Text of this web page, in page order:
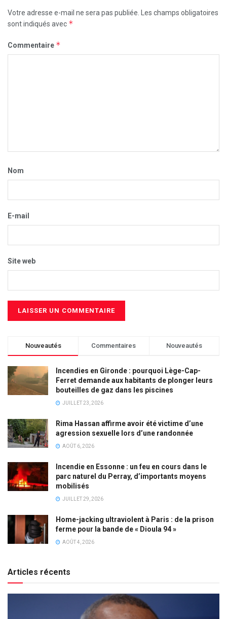
Votre adresse e-mail ne sera pas publiée.
Les champs obligatoires
sont indiqués avec *
Commentaire *
Nom
E-mail
Site web
Nouveautés Commentaires Nouveautés
Incendies en Gironde : pourquoi Lège-Cap-
Ferret demande aux habitants de plonger leurs
bouteilles de gaz dans les piscines
JUILLET 23, 2026
Rima Hassan affirme avoir été victime d’une
agression sexuelle lors d’une randonnée
AOÛT 6, 2026
Incendie en Essonne : un feu en cours dans le
parc naturel du Perray, d’importants moyens
mobilisés
JUILLET 29, 2026
Home-jacking ultraviolent à Paris : de la prison
ferme pour la bande de « Dioula 94 »
AOÛT 4, 2026
Articles récents